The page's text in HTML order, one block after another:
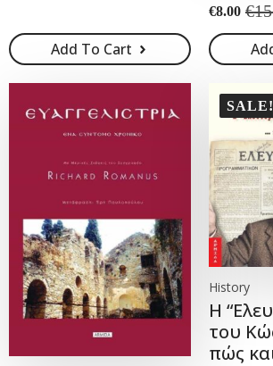
Add To Cart
€
Original
price
was:
€15.00.
€8.00
Current
price
is:
€8.00.
SALE!
History
Η
του
πώς